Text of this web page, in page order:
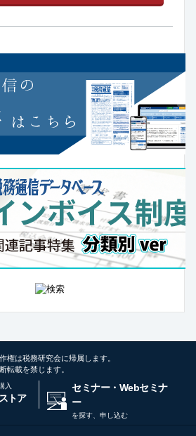
権は税務研究会に帰属します。
転載を禁じます。
入
トア
セミナー・Webセミナ
ー
を探す、申し込む